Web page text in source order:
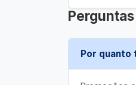
Por quanto